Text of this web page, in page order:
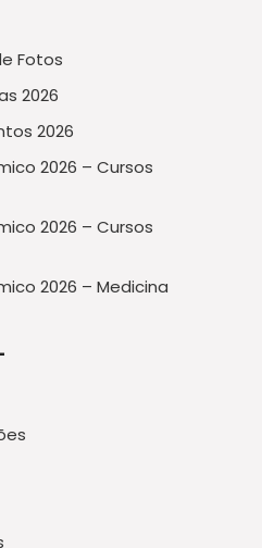
Fotos
2026
2026
2026 – Cursos
2026 – Cursos
2026 – Medicina